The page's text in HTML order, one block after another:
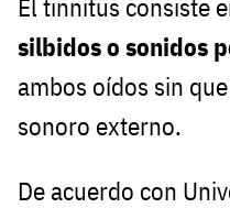
El tinnitus consiste
silbidos o sonidos
ambos oídos sin
sonoro externo.
De acuerdo con